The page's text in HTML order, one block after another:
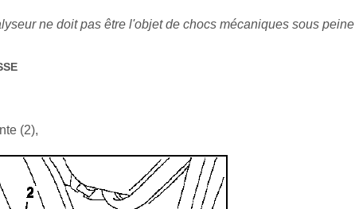
ne doit pas être l'objet de chocs mécaniques sous peine
(2),